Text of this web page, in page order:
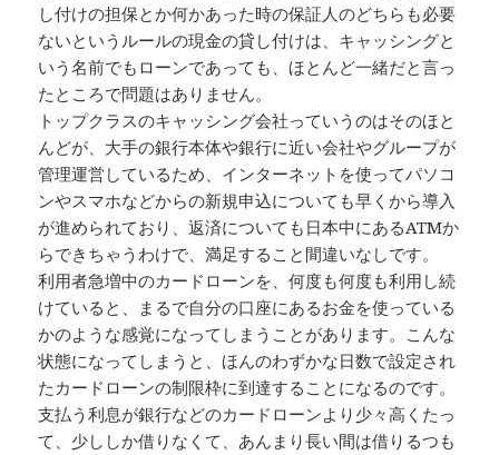
し付けの担保とか何かあった時の保証人のどちらも必要
ないというルールの現金の貸し付けは、キャッシングと
いう名前でもローンであっても、ほとんど一緒だと言っ
たところで問題はありません。
トップクラスのキャッシング会社っていうのはそのほと
んどが、大手の銀行本体や銀行に近い会社やグループが
管理運営しているため、インターネットを使ってパソコ
ンやスマホなどからの新規申込についても早くから導入
が進められており、返済についても日本中にあるATMか
らできちゃうわけで、満足すること間違いなしです。
利用者急増中のカードローンを、何度も何度も利用し続
けていると、まるで自分の口座にあるお金を使っている
かのような感覚になってしまうことがあります。こんな
状態になってしまうと、ほんのわずかな日数で設定され
たカードローンの制限枠に到達することになるのです。
支払う利息が銀行などのカードローンより少々高くたっ
て、少ししか借りなくて、あんまり長い間は借りるつも